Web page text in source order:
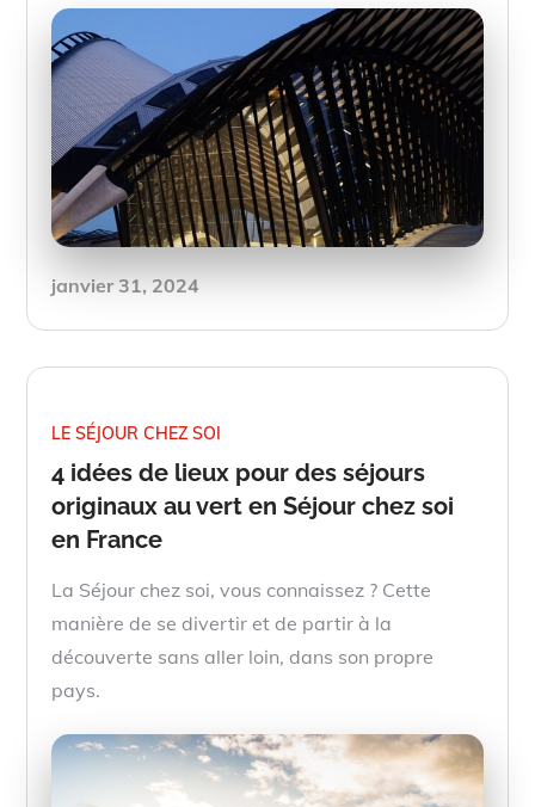
Posted
janvier 31, 2024
LE SÉJOUR CHEZ SOI
4 idées de lieux pour des séjours
originaux au vert en Séjour chez soi
en France
La Séjour chez soi, vous connaissez ? Cette
manière de se divertir et de partir à la
découverte sans aller loin, dans son propre
pays.